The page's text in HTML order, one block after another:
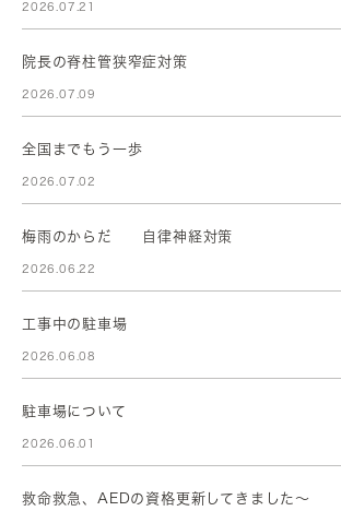
2026.07.21
院長の脊柱管狭窄症対策
2026.07.09
全国までもう一歩
2026.07.02
梅雨のからだ 自律神経対策
2026.06.22
工事中の駐車場
2026.06.08
駐車場について
2026.06.01
救命救急、AEDの資格更新してきました～